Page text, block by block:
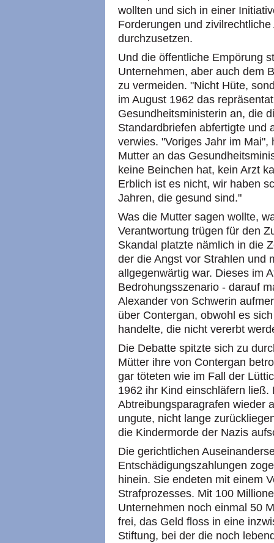
wollten und sich in einer
Forderungen und
durchzusetzen.
Und die öffentliche Empörung
Unternehmen, aber auch dem
zu vermeiden. "Nicht Hüte,
im August 1962 das
Gesundheitsministerin an, die
Standardbriefen abfertigte und
verwies. "Voriges Jahr im
Mutter an das
keine Beinchen hat, kein Arzt
Erblich ist es nicht, wir haben
Jahren, die gesund sind."
Was die Mutter sagen wollte,
Verantwortung trügen für den
Skandal platzte nämlich in die
der die Angst vor Strahlen und
allgegenwärtig war. Dieses im
Bedrohungsszenario - darauf
Alexander von Schwerin
über Contergan, obwohl es
handelte, die nicht vererbt
Die Debatte spitzte sich zu
Mütter ihre von Contergan
gar töteten wie im Fall der
1962 ihr Kind einschläfern
Abtreibungsparagrafen wieder
ungute, nicht lange
die Kindermorde der Nazis
Die gerichtlichen
Entschädigungszahlungen
hinein. Sie endeten mit einem
Strafprozesses. Mit 100
Unternehmen noch einmal 50
frei, das Geld floss in eine
Stiftung, bei der die noch